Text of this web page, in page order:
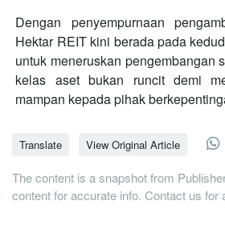
Dengan penyempurnaan
Hektar REIT kini berada pada
untuk meneruskan pengembangan
kelas aset bukan runcit demi
mampan kepada pihak
Translate View Original Article
The content is a snapshot from
content for accurate info. Contact us for